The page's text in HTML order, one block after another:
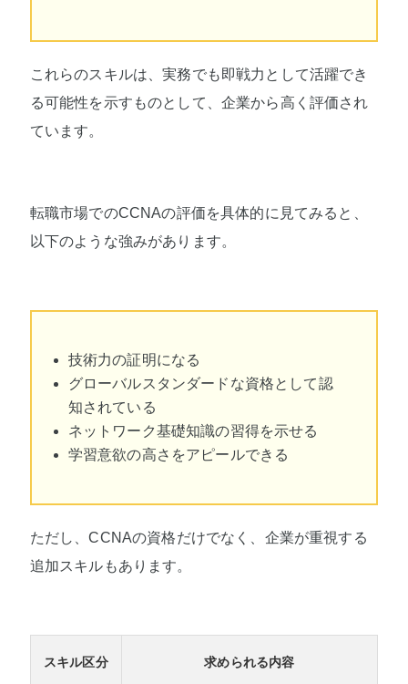
これらのスキルは、実務でも即戦力として活躍でき
る可能性を示すものとして、企業から高く評価され
ています。
転職市場でのCCNAの評価を具体的に見てみると、
以下のような強みがあります。
技術力の証明になる
グローバルスタンダードな資格として認
知されている
ネットワーク基礎知識の習得を示せる
学習意欲の高さをアピールできる
ただし、CCNAの資格だけでなく、企業が重視する
追加スキルもあります。
スキル区分 求められる内容